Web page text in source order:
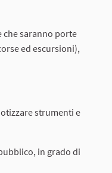
che saranno porte
ed escursioni),
strumenti e
in grado di